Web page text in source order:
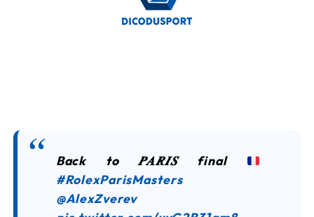
Back to 𝑷𝑨𝑹𝑰𝑺 final
#RolexParisMasters
@AlexZverev